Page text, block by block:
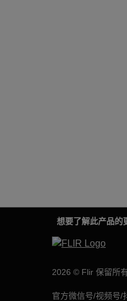
想要了解此产品的
2026 © Flir 保留所有
官方微信号/视频号/